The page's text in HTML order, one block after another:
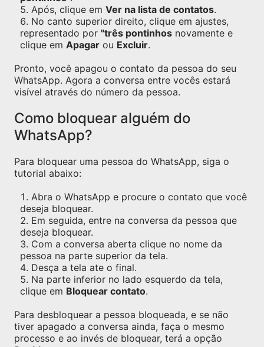
Após, clique em Ver na lista de contatos.
No canto superior direito, clique em ajustes,
representado por "três pontinhos novamente e
clique em Apagar ou Excluir.
Pronto, você apagou o contato da pessoa do seu
WhatsApp. Agora a conversa entre vocês estará
visível através do número da pessoa.
Como bloquear alguém do
WhatsApp?
Para bloquear uma pessoa do WhatsApp, siga o
tutorial abaixo:
Abra o WhatsApp e procure o contato que você
deseja bloquear.
Em seguida, entre na conversa da pessoa que
deseja bloquear.
Com a conversa aberta clique no nome da
pessoa na parte superior da tela.
Desça a tela ate o final.
Na parte inferior no lado esquerdo da tela,
clique em Bloquear contato.
Para desbloquear a pessoa bloqueada, e se não
tiver apagado a conversa ainda, faça o mesmo
processo e ao invés de bloquear, terá a opção